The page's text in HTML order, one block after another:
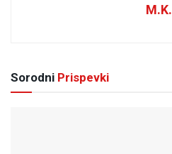
M.K.
Sorodni Prispevki